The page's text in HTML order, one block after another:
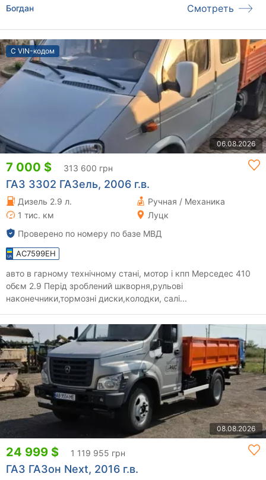
Богдан Смотреть
С VIN-кодом
06.08.2026
7 000 $ 313 600 грн
ГАЗ 3302 ГАЗель, 2006 г.в.
Дизель 2.9 л.
Ручная / Механика
1 тис. км
Луцк
Проверено по номеру по базе МВД
AC7599EH
авто в гарному технічному стані, мотор і кпп Мерседес 410
обєм 2.9 Перід зроблений шкворня,рульові
наконечники,тормозні диски,колодки, салі...
08.08.2026
24 999 $ 1 119 955 грн
ГАЗ ГАЗон Next, 2016 г.в.